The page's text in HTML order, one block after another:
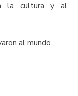
la cultura y al
al mundo.